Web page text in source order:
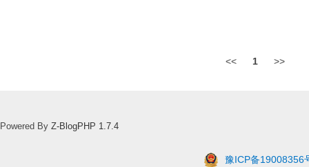
<< 1 >>
Powered By Z-BlogPHP 1.7.4
豫ICP备19008356